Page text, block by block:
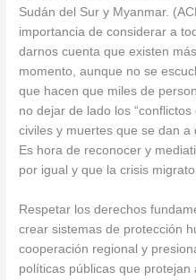
Sudán del Sur y Myanmar.
importancia de considerar a
darnos cuenta que existen
momento, aunque no se
que hacen que miles de
no dejar de lado los
civiles y muertes que se dan a
Es hora de reconocer y
por igual y que la crisis
Respetar los derechos
crear sistemas de protección
cooperación regional y
políticas públicas que protejan